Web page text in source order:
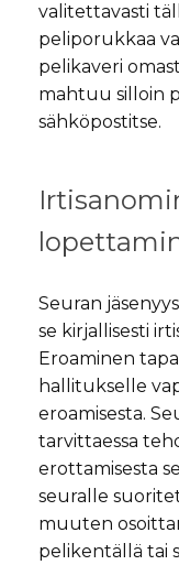
valitettavasti
peliporukkaa
pelikaveri
mahtuu silloin
sähköpostitse.
​Seuran
se kirjallisesti
Eroaminen
hallitukselle
eroamisesta.
tarvittaessa
erottamisesta
seuralle
muuten
pelikentällä tai